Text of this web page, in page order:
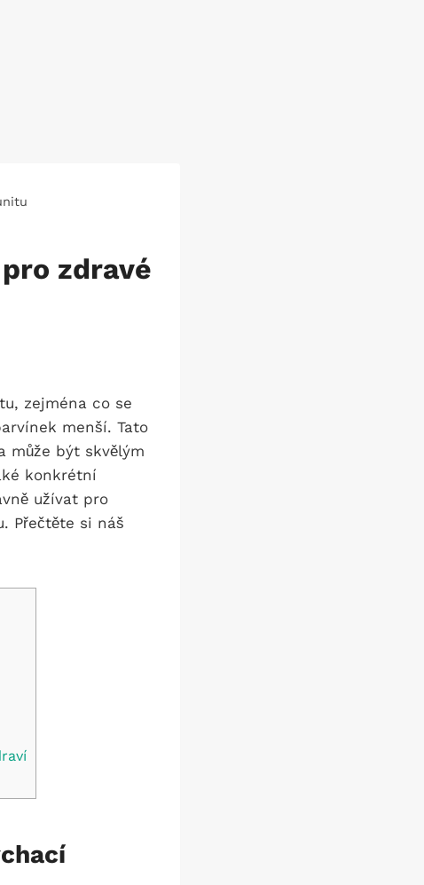
zdravé
zejména co se
menší. Tato
může být skvělým
konkrétní
užívat pro
Přečtěte si náš